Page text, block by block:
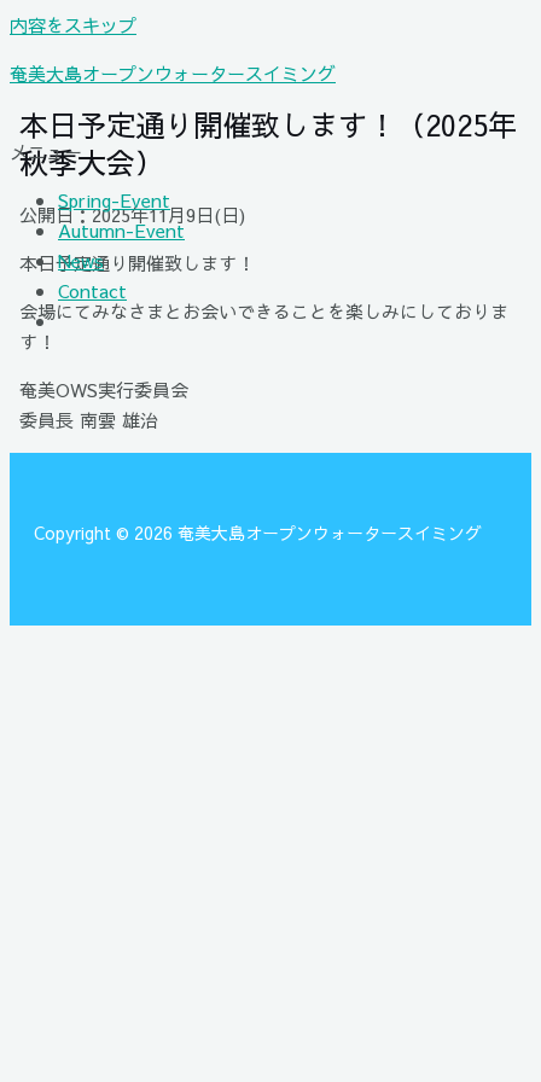
内容をスキップ
奄美大島オープンウォータースイミング
メニュー
Spring-Event
Autumn-Event
News
Contact
本日予定通り開催致します！（2025年
秋季大会）
公開日：2025年11月9日(日)
本日予定通り開催致します！
会場にてみなさまとお会いできることを楽しみにしておりま
す！
奄美OWS実行委員会
委員長 南雲 雄治
Copyright © 2026 奄美大島オープンウォータースイミング